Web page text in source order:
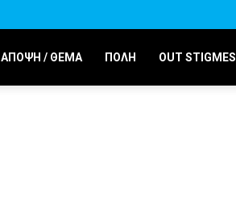
ΑΠΟΨΗ / ΘΕΜΑ ΠΟΛΗ OUT STIGMES